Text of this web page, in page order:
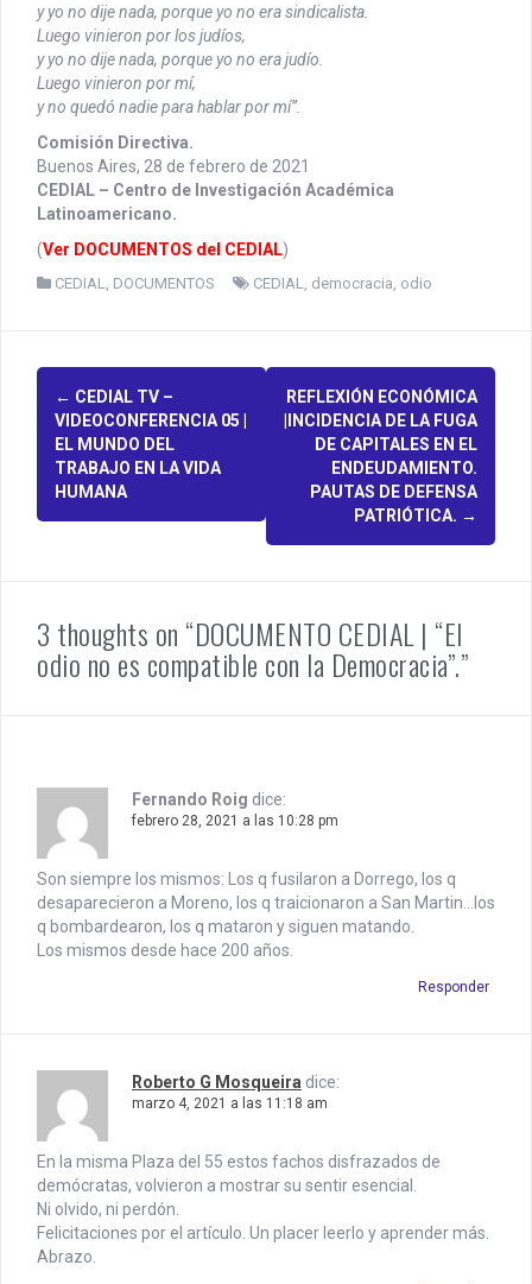
y yo no dije nada, porque yo no era sindicalista.
Luego vinieron por los judíos,
y yo no dije nada, porque yo no era judío.
Luego vinieron por mí,
y no quedó nadie para hablar por mí”.
Comisión Directiva.
Buenos Aires, 28 de febrero de 2021
CEDIAL – Centro de Investigación Académica
Latinoamericano.
(Ver DOCUMENTOS del CEDIAL)
CEDIAL, DOCUMENTOS CEDIAL, democracia, odio
P
t
a
v
a
i
o
n
← CEDIAL TV –
VIDEOCONFERENCIA 05 |
EL MUNDO DEL
TRABAJO EN LA VIDA
HUMANA
REFLEXIÓN ECONÓMICA
|INCIDENCIA DE LA FUGA
DE CAPITALES EN EL
ENDEUDAMIENTO.
PAUTAS DE DEFENSA
PATRIÓTICA. →
3 thoughts on “DOCUMENTO CEDIAL | “El
odio no es compatible con la Democracia”.”
Fernando Roig dice:
febrero 28, 2021 a las 10:28 pm
Son siempre los mismos: Los q fusilaron a Dorrego, los q
desaparecieron a Moreno, los q traicionaron a San Martin…los
q bombardearon, los q mataron y siguen matando.
Los mismos desde hace 200 años.
Responder
Roberto G Mosqueira dice:
marzo 4, 2021 a las 11:18 am
En la misma Plaza del 55 estos fachos disfrazados de
demócratas, volvieron a mostrar su sentir esencial.
Ni olvido, ni perdón.
Felicitaciones por el artículo. Un placer leerlo y aprender más.
Abrazo.